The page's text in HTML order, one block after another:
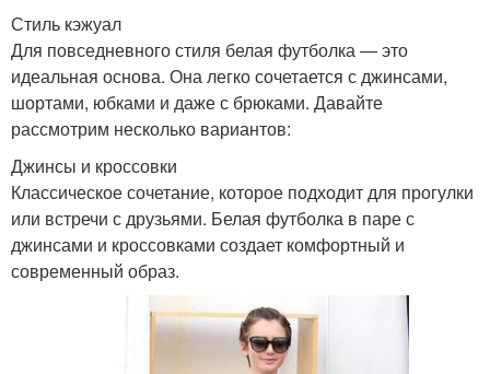
Стиль кэжуал
Для повседневного стиля белая футболка — это
идеальная основа. Она легко сочетается с джинсами,
шортами, юбками и даже с брюками. Давайте
рассмотрим несколько вариантов:
Джинсы и кроссовки
Классическое сочетание, которое подходит для прогулки
или встречи с друзьями. Белая футболка в паре с
джинсами и кроссовками создает комфортный и
современный образ.